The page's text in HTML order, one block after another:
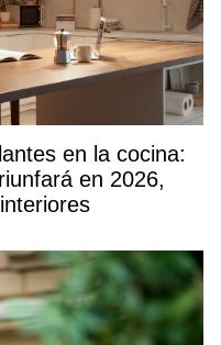
en la cocina:
en 2026,